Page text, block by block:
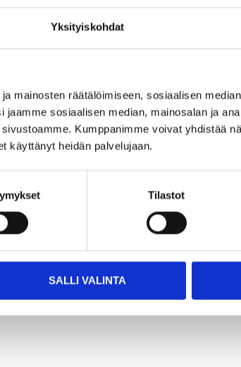
Yksityiskohdat
mainosten räätälöimiseen, sosiaalisen
sosiaalisen median, mainosalan ja
Kumppanimme voivat yhdistää
käyttänyt heidän palvelujaan.
Tilastot
SALLI VALINTA
2995
Voltage tester 12–
690 V AC/DC
15-289
In stock in25store
5495
Voltage tester,
residual current
tester
15-335
Not sold online